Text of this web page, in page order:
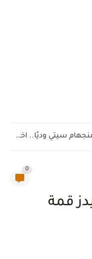
برشلونة يواجه برمنجهام سيتي وديًا.. اختبار جديد لهانز فليك قبل...
0
قمة